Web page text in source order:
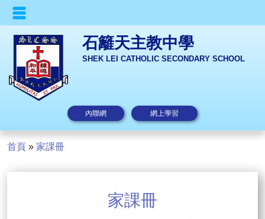
石籬天主教中學
SHEK LEI CATHOLIC SECONDARY SCHOOL
內聯網 網上學習
首頁 » 家課冊
家課冊